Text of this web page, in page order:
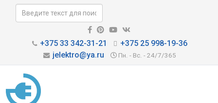
+375 33 342-31-21
+375 25 998-19-36
jelektro@ya.ru
Пн. - Вс. - 24/7/365